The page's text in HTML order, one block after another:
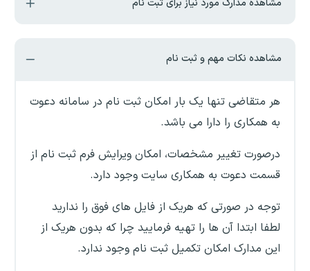
مشاهده نکات مهم و ثبت نام
هر متقاضی تنها یک بار امکان ثبت نام در سامانه دعوت
به همکاری را دارا می باشد.
درصورت تغییر مشخصات، امکان ویرایش فرم ثبت نام از
قسمت دعوت به همکاری سایت وجود دارد.
توجه در صورتی که هریک از فایل های فوق را ندارید
لطفا ابتدا آن ها را تهیه فرمایید چرا که بدون هریک از
این مدارک امکان تکمیل ثبت نام وجود ندارد.